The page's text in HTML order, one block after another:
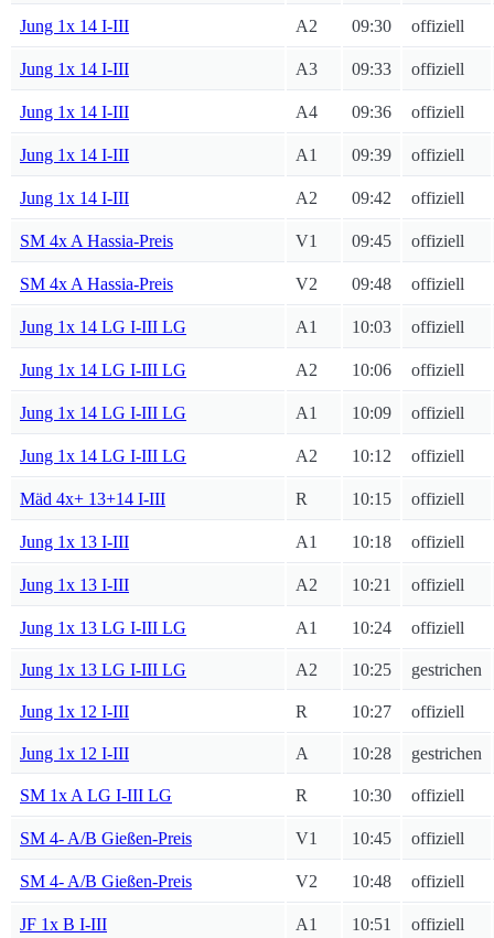
Jung 1x 14 I-III A2 09:30 offiziell
Jung 1x 14 I-III A3 09:33 offiziell
Jung 1x 14 I-III A4 09:36 offiziell
Jung 1x 14 I-III A1 09:39 offiziell
Jung 1x 14 I-III A2 09:42 offiziell
SM 4x A Hassia-Preis V1 09:45 offiziell
SM 4x A Hassia-Preis V2 09:48 offiziell
Jung 1x 14 LG I-III LG A1 10:03 offiziell
Jung 1x 14 LG I-III LG A2 10:06 offiziell
Jung 1x 14 LG I-III LG A1 10:09 offiziell
Jung 1x 14 LG I-III LG A2 10:12 offiziell
Mäd 4x+ 13+14 I-III R 10:15 offiziell
Jung 1x 13 I-III A1 10:18 offiziell
Jung 1x 13 I-III A2 10:21 offiziell
Jung 1x 13 LG I-III LG A1 10:24 offiziell
Jung 1x 13 LG I-III LG A2 10:25 gestrichen
Jung 1x 12 I-III R 10:27 offiziell
Jung 1x 12 I-III A 10:28 gestrichen
SM 1x A LG I-III LG R 10:30 offiziell
SM 4- A/B Gießen-Preis V1 10:45 offiziell
SM 4- A/B Gießen-Preis V2 10:48 offiziell
JF 1x B I-III A1 10:51 offiziell